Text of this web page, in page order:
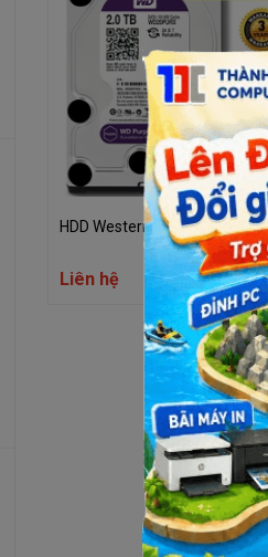
HDD Western 2TB (Purple)
Liên hệ